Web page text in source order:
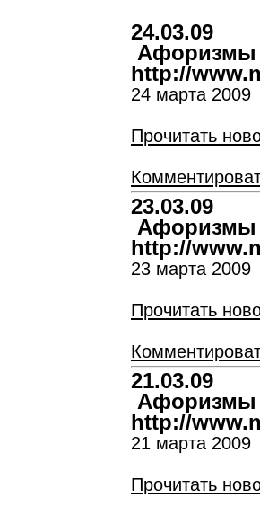
24.03.09
Афоризмы
http://
24 марта 2009
Прочитать
23.03.09
Афоризмы
http://
23 марта 2009
Прочитать
21.03.09
Афоризмы
http://
21 марта 2009
Прочитать